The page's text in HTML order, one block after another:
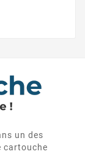
un des
cartouche